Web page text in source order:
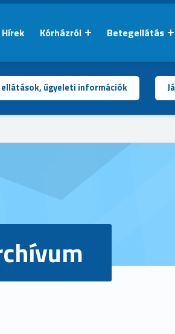
Hírek Kórházról Betegellátás
ellátások, ügyeleti információk